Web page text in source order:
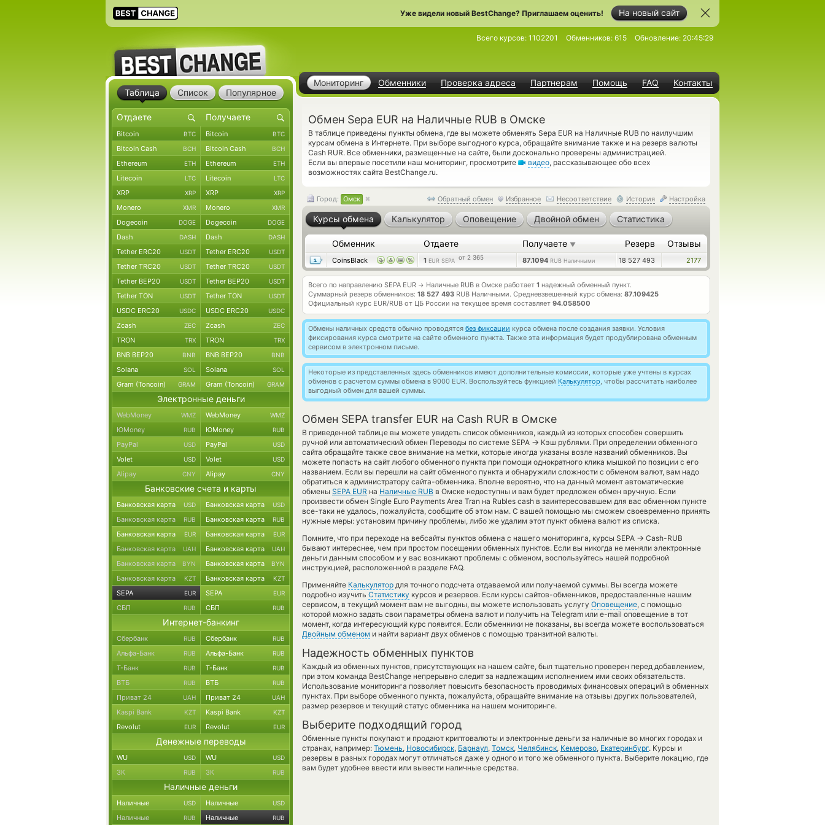
На новый сайт
Уже видели новый BestChange? Приглашаем оценить!
Мониторинг Обменники Проверка адреса Партнерам Помощь FAQ Контакты
Всего курсов: 1102201 Обменников: 615 Обновление: 20:45:29
Обмен Sepa EUR на Наличные RUB в Омске
В таблице приведены пункты обмена, где вы можете обменять Sepa EUR на Наличные RUB по наилучшим
курсам обмена в Интернете. При выборе выгодного курса, обращайте внимание также и на резерв валюты
Cash RUR. Все обменники, размещенные на сайте, были досконально проверены администрацией.
Если вы впервые посетили наш мониторинг, просмотрите
видео, рассказывающее обо всех
возможностях сайта BestChange.ru.
Обратный обмен Избранное Несоответствие История Настройка
Город: Омск
Курсы обмена Калькулятор Оповещение Двойной обмен Статистика
Обменник Отдаете Получаете ▼ Резерв Отзывы
CoinsBlack 1 EUR SEPA от 2 365 87.1094 RUB Наличными 18 527 493 2177
Всего по направлению SEPA EUR → Наличные RUB в Омске работает 1 надежный обменный пункт.
Суммарный резерв обменников: 18 527 493 RUB Наличными. Средневзвешенный курс обмена: 87.109425
Официальный курс EUR/RUB от ЦБ России на текущее время составляет 94.058500
Обмены наличных средств обычно проводятся без фиксации курса обмена после создания заявки. Условия
фиксирования курса смотрите на сайте обменного пункта. Также эта информация будет продублирована обменным
сервисом в электронном письме.
Некоторые из представленных здесь обменников имеют дополнительные комиссии, которые уже учтены в курсах
обменов с расчетом суммы обмена в 9000 EUR. Воспользуйтесь функцией Калькулятор, чтобы рассчитать наиболее
выгодный обмен для вашей суммы.
Обмен SEPA transfer EUR на Cash RUR в Омске
В приведенной таблице вы можете увидеть список обменников, каждый из которых способен совершить
ручной или автоматический обмен Переводы по системе SEPA → Кэш рублями. При определении обменного
сайта обращайте также свое внимание на метки, которые иногда указаны возле названий обменников. Вы
можете попасть на сайт любого обменного пункта при помощи однократного клика мышкой по позиции с его
названием. Если вы перешли на сайт обменного пункта и обнаружили сложности с обменом валют, вам надо
обратиться к администратору сайта-обменника. Вполне вероятно, что на данный момент автоматические
обмены SEPA EUR на Наличные RUB в Омске недоступны и вам будет предложен обмен вручную. Если
произвести обмен Single Euro Payments Area Tran на Rubles cash в заинтересовавшем для вас обменном пункте
все-таки не удалось, пожалуйста, сообщите об этом нам. С вашей помощью мы сможем своевременно принять
нужные меры: установим причину проблемы, либо же удалим этот пункт обмена валют из списка.
Помните, что при переходе на вебсайты пунктов обмена с нашего мониторинга, курсы SEPA → Cash-RUB
бывают интереснее, чем при простом посещении обменных пунктов. Если вы никогда не меняли электронные
деньги данным способом и у вас возникают проблемы с обменом, воспользуйтесь нашей подробной
инструкцией, расположенной в разделе FAQ.
Применяйте Калькулятор для точного подсчета отдаваемой или получаемой суммы. Вы всегда можете
подробно изучить Статистику курсов и резервов. Если курсы сайтов-обменников, предоставленные нашим
сервисом, в текущий момент вам не выгодны, вы можете использовать услугу Оповещение, с помощью
которой можно задать свои параметры обмена валют и получить на Telegram или e-mail оповещение в тот
момент, когда интересующий курс появится. Если обменники не показаны, вы всегда можете воспользоваться
Двойным обменом и найти вариант двух обменов с помощью транзитной валюты.
Надежность обменных пунктов
Каждый из обменных пунктов, присутствующих на нашем сайте, был тщательно проверен перед добавлением,
при этом команда BestChange непрерывно следит за надлежащим исполнением ими своих обязательств.
Использование мониторинга позволяет повысить безопасность проводимых финансовых операций в обменных
пунктах. При выборе обменного пункта, пожалуйста, обращайте внимание на отзывы других пользователей,
размер резервов и текущий статус обменника на нашем мониторинге.
Выберите подходящий город
Обменные пункты покупают и продают криптовалюты и электронные деньги за наличные во многих городах и
странах, например: Тюмень, Новосибирск, Барнаул, Томск, Челябинск, Кемерово, Екатеринбург. Курсы и
резервы в разных городах могут отличаться даже у одного и того же обменного пункта. Выберите локацию, где
вам будет удобнее ввести или вывести наличные средства.
Таблица Список Популярное
Bitcoin BTC Bitcoin BTC
Bitcoin Cash BCH Bitcoin Cash BCH
Ethereum ETH Ethereum ETH
Litecoin LTC Litecoin LTC
XRP XRP XRP XRP
Monero XMR Monero XMR
Dogecoin DOGE Dogecoin DOGE
Dash DASH Dash DASH
Tether ERC20 USDT Tether ERC20 USDT
Tether TRC20 USDT Tether TRC20 USDT
Tether BEP20 USDT Tether BEP20 USDT
Tether TON USDT Tether TON USDT
USDC ERC20 USDC USDC ERC20 USDC
Zcash ZEC Zcash ZEC
TRON TRX TRON TRX
BNB BEP20 BNB BNB BEP20 BNB
Solana SOL Solana SOL
Gram (Toncoin) GRAM Gram (Toncoin) GRAM
Электронные деньги
WebMoney WMZ WebMoney WMZ
ЮMoney RUB ЮMoney RUB
PayPal USD PayPal USD
Volet USD Volet USD
Alipay CNY Alipay CNY
Банковские счета и карты
Банковская карта USD Банковская карта USD
Банковская карта RUB Банковская карта RUB
Банковская карта EUR Банковская карта EUR
Банковская карта UAH Банковская карта UAH
Банковская карта BYN Банковская карта BYN
Банковская карта KZT Банковская карта KZT
SEPA EUR SEPA EUR
СБП RUB СБП RUB
Интернет-банкинг
Сбербанк RUB Сбербанк RUB
Альфа-Банк RUB Альфа-Банк RUB
Т-Банк RUB Т-Банк RUB
ВТБ RUB ВТБ RUB
Приват 24 UAH Приват 24 UAH
Kaspi Bank KZT Kaspi Bank KZT
Revolut EUR Revolut EUR
Денежные переводы
WU USD WU USD
ЗК RUB ЗК RUB
Наличные деньги
Наличные USD Наличные USD
Наличные RUB Наличные RUB